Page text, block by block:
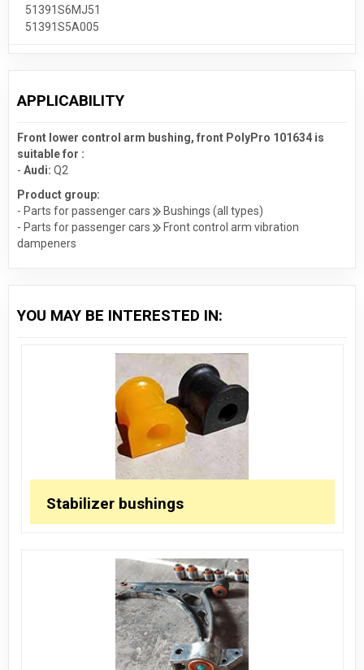
51391S6MJ51
51391S5A005
APPLICABILITY
Front lower control arm bushing, front PolyPro 101634 is
suitable for :
- Audi: Q2
Product group:
- Parts for passenger cars
Bushings (all types)
- Parts for passenger cars
Front control arm vibration
dampeners
YOU MAY BE INTERESTED IN:
Stabilizer bushings